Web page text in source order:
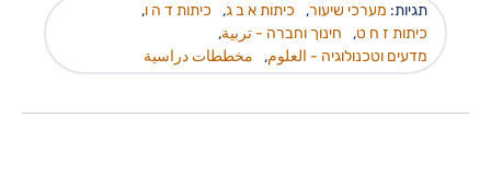
תגיות: מערכי שיעור, כיתות א ב ג, כיתות ד ה ו,
כיתות ז ח ט, חינוך וחברה - تربية,
מדעים וטכנולוגיה - العلوم, مخططات دراسية